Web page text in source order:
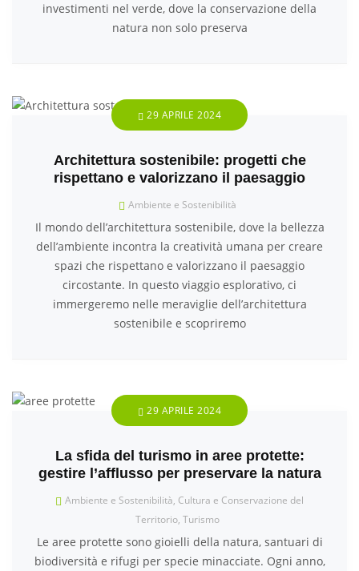
investimenti nel verde, dove la conservazione della
natura non solo preserva
29 APRILE 2024
Architettura sostenibile: progetti che
rispettano e valorizzano il paesaggio
Ambiente e Sostenibilità
Il mondo dell’architettura sostenibile, dove la bellezza
dell’ambiente incontra la creatività umana per creare
spazi che rispettano e valorizzano il paesaggio
circostante. In questo viaggio esplorativo, ci
immergeremo nelle meraviglie dell’architettura
sostenibile e scopriremo
29 APRILE 2024
La sfida del turismo in aree protette:
gestire l’afflusso per preservare la natura
Ambiente e Sostenibilità, Cultura e Conservazione del
Territorio, Turismo
Le aree protette sono gioielli della natura, santuari di
biodiversità e rifugi per specie minacciate. Ogni anno,